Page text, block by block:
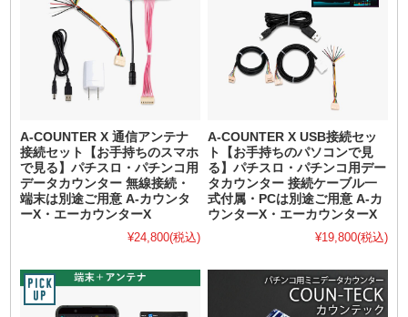
A-COUNTER X 通信アンテナ
接続セット【お手持ちのスマホ
で見る】パチスロ・パチンコ用
データカウンター 無線接続・
端末は別途ご用意 A-カウンタ
ーX・エーカウンターX
¥24,800(税込)
A-COUNTER X USB接続セッ
ト【お手持ちのパソコンで見
る】パチスロ・パチンコ用デー
タカウンター 接続ケーブル一
式付属・PCは別途ご用意 A-カ
ウンターX・エーカウンターX
¥19,800(税込)